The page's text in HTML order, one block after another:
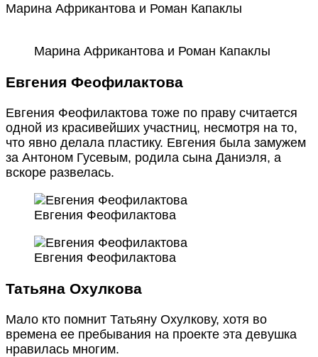
Марина Африкантова и Роман Капаклы
Марина Африкантова и Роман Капаклы
Евгения Феофилактова
Евгения Феофилактова тоже по праву считается
одной из красивейших участниц, несмотря на то,
что явно делала пластику. Евгения была замужем
за Антоном Гусевым, родила сына Даниэля, а
вскоре развелась.
Евгения Феофилактова
Евгения Феофилактова
Татьяна Охулкова
Мало кто помнит Татьяну Охулкову, хотя во
времена ее пребывания на проекте эта девушка
нравилась многим.